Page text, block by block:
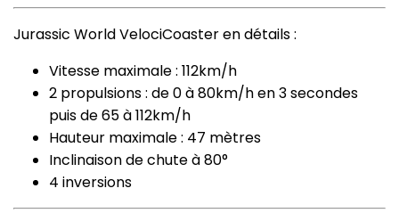
Jurassic World VelociCoaster en détails :
Vitesse maximale : 112km/h
2 propulsions : de 0 à 80km/h en 3 secondes
puis de 65 à 112km/h
Hauteur maximale : 47 mètres
Inclinaison de chute à 80°
4 inversions